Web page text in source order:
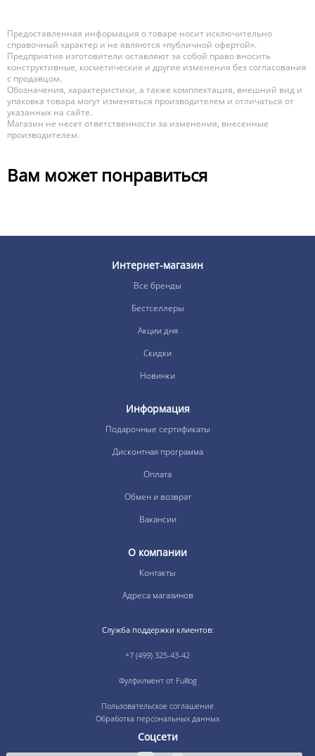
Предоставленная информация о товаре носит исключительно
справочный характер и не являются «публичной офертой».
Предприятия изготовители оставляют за собой право вносить
конструктивные, косметические и другие изменения без согласования
с продавцом.
Обозначения, характеристики, а также комплектация, внешний вид и
упаковка товара могут изменяться производителем и отличаться от
указанных на сайте.
Магазин не несет ответственности за изменения, внесенные
производителем.
Вам может понравиться
Интернет-магазин
Все бренды
Бестселлеры
Акции дня
Скидки
Новинки
Информация
Подарочные сертификаты
Дисконтная программа
Оплата
Обмен и возврат
Вакансии
О компании
Контакты
Адреса магазинов
Служба поддержки клиентов:
+7 (499) 325-43-42
Фулфилмент от Fulllog
Пользовательское соглашение
Обработка персональных данных
Соцсети